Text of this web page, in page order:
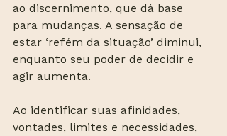
ao discernimento, que dá base
para mudanças. A sensação de
estar ‘refém da situação’ diminui,
enquanto seu poder de decidir e
agir aumenta.
Ao identificar suas afinidades,
vontades, limites e necessidades,